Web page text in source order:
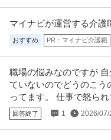
法人営業 ／ 特殊足場の提
日祝休み寮完備残業少な
株式会社ナベカヰ
新着 正社員 土日休み 教育
年収400万円〜700万円
【職種】営業＞法人営業 【業
応じ、当該求人をビズリーチ
マイナビが運営する介護
おすすめ PR：マイナビ介護職
職場の悩みなのですが
ていないのでどうのこう
ってます。 仕事で怒ら
回答終了 1 2026/07/